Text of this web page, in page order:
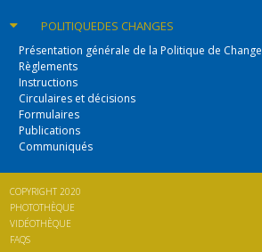
POLITIQUEDES CHANGES
Présentation générale de la Politique de Change
Règlements
Instructions
Circulaires et décisions
Formulaires
Publications
Communiqués
COPYRIGHT 2020
PHOTOTHÈQUE
VIDÉOTHÈQUE
FAQS